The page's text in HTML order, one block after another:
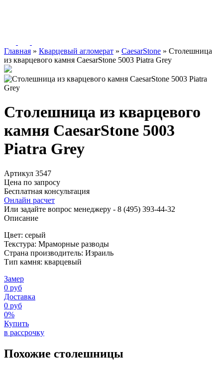
Главная » Кварцевый агломерат » CaesarStone » Столешница
из кварцевого камня CaesarStone 5003 Piatra Grey
Столешница из кварцевого
камня CaesarStone 5003
Piatra Grey
Артикул 3547
Цена по запросу
Бесплатная консультация
Онлайн расчет
Или задайте вопрос менеджеру - 8 (495) 393-44-32
Описание
Цвет: серый
Текстура: Мраморные разводы
Страна производитель: Израиль
Тип камня: кварцевый
Замер
0 руб
Доставка
0 руб
0%
Купить
в рассрочку
Похожие столешницы